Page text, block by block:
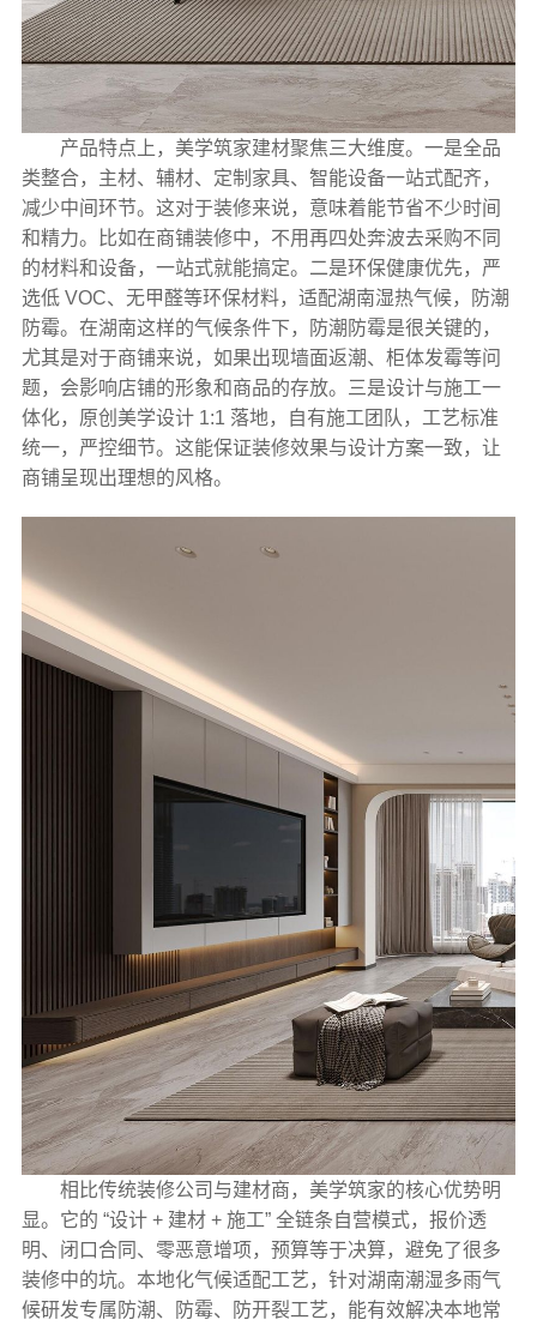
产品特点上，美学筑家建材聚焦三大维度。一是全品
类整合，主材、辅材、定制家具、智能设备一站式配齐，
减少中间环节。这对于装修来说，意味着能节省不少时间
和精力。比如在商铺装修中，不用再四处奔波去采购不同
的材料和设备，一站式就能搞定。二是环保健康优先，严
选低 VOC、无甲醛等环保材料，适配湖南湿热气候，防潮
防霉。在湖南这样的气候条件下，防潮防霉是很关键的，
尤其是对于商铺来说，如果出现墙面返潮、柜体发霉等问
题，会影响店铺的形象和商品的存放。三是设计与施工一
体化，原创美学设计 1:1 落地，自有施工团队，工艺标准
统一，严控细节。这能保证装修效果与设计方案一致，让
商铺呈现出理想的风格。
相比传统装修公司与建材商，美学筑家的核心优势明
显。它的 “设计 + 建材 + 施工” 全链条自营模式，报价透
明、闭口合同、零恶意增项，预算等于决算，避免了很多
装修中的坑。本地化气候适配工艺，针对湖南潮湿多雨气
候研发专属防潮、防霉、防开裂工艺，能有效解决本地常